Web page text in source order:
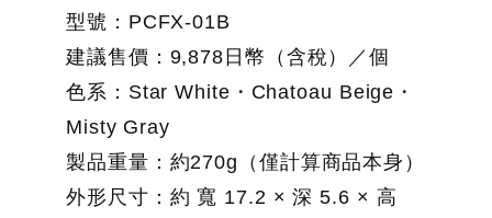
型號：PCFX-01B
建議售價：9,878日幣（含稅）／個
色系：Star White・Chatoau Beige・
Misty Gray
製品重量：約270g（僅計算商品本身）
外形尺寸：約 寬 17.2 × 深 5.6 × 高